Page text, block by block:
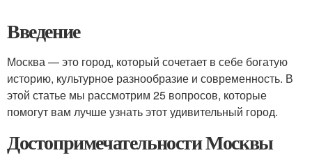
Введение
Москва — это город, который сочетает в себе богатую
историю, культурное разнообразие и современность. В
этой статье мы рассмотрим 25 вопросов, которые
помогут вам лучше узнать этот удивительный город.
Достопримечательности Москвы